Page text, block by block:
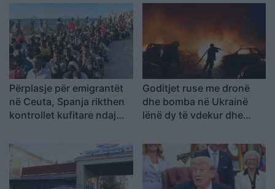
Përplasje për emigrantët
në Ceuta, Spanja rikthen
kontrollet kufitare ndaj
Goditjet ruse me dronë
dhe bomba në Ukrainë
lënë dy të vdekur dhe